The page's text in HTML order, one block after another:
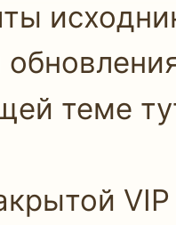
теме